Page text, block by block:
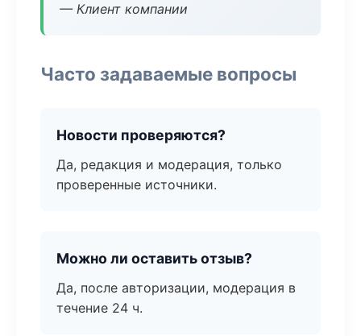
— Клиент компании
Часто задаваемые вопросы
Новости проверяются?
Да, редакция и модерация, только
проверенные источники.
Можно ли оставить отзыв?
Да, после авторизации, модерация в
течение 24 ч.